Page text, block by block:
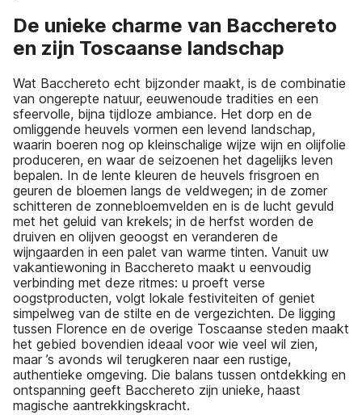
De unieke charme van Bacchereto
en zijn Toscaanse landschap
Wat Bacchereto echt bijzonder maakt, is de combinatie
van ongerepte natuur, eeuwenoude tradities en een
sfeervolle, bijna tijdloze ambiance. Het dorp en de
omliggende heuvels vormen een levend landschap,
waarin boeren nog op kleinschalige wijze wijn en olijfolie
produceren, en waar de seizoenen het dagelijks leven
bepalen. In de lente kleuren de heuvels frisgroen en
geuren de bloemen langs de veldwegen; in de zomer
schitteren de zonnebloemvelden en is de lucht gevuld
met het geluid van krekels; in de herfst worden de
druiven en olijven geoogst en veranderen de
wijngaarden in een palet van warme tinten. Vanuit uw
vakantiewoning in Bacchereto maakt u eenvoudig
verbinding met deze ritmes: u proeft verse
oogstproducten, volgt lokale festiviteiten of geniet
simpelweg van de stilte en de vergezichten. De ligging
tussen Florence en de overige Toscaanse steden maakt
het gebied bovendien ideaal voor wie veel wil zien,
maar ’s avonds wil terugkeren naar een rustige,
authentieke omgeving. Die balans tussen ontdekking en
ontspanning geeft Bacchereto zijn unieke, haast
magische aantrekkingskracht.